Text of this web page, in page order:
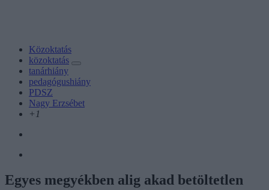
Közoktatás
közoktatás
tanárhiány
pedagógushiány
PDSZ
Nagy Erzsébet
+1
Egyes megyékben alig akad betöltetlen